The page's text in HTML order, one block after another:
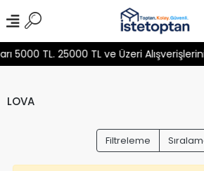
5000 TL. 25000 TL ve Üzeri
LOVA
Filtreleme